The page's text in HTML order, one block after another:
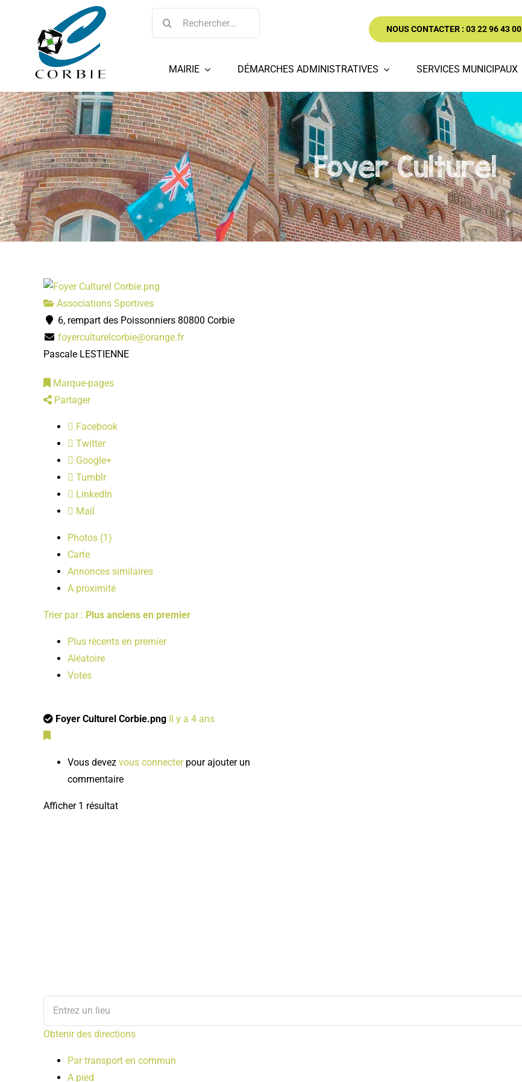
Rechercher:
NOUS CONTACTER : 03 22 96 43 00
MAIRIE DÉMARCHES ADMINISTRATIVES SERVICES MUNICIPAUX
Foyer Culturel
Associations Sportives
6, rempart des Poissonniers 80800 Corbie
foyerculturelcorbie@orange.fr
Pascale LESTIENNE
Marque-pages
Partager
Facebook
Twitter
Google+
Tumblr
LinkedIn
Mail
Photos (1)
Carte
Annonces similaires
A proximité
Trier par : Plus anciens en premier
Plus récents en premier
Aléatoire
Votes
Foyer Culturel Corbie.png Il y a 4 ans
Vous devez vous connecterpour ajouter un
commentaire
Afficher 1 résultat
Obtenir des directions
Par transport en commun
A pied